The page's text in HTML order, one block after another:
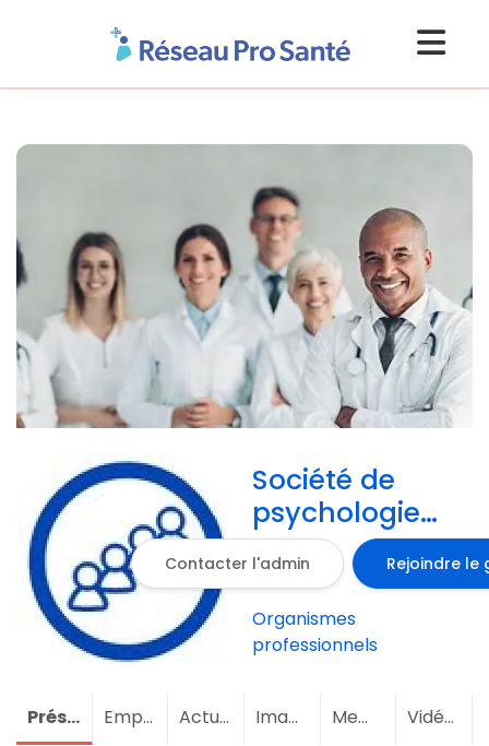
Société de
psychologie
médicale et
de psychiatrie
de liaison de
langue
Rhône
Contacter l'admin Rejoindre le
Organismes
professionnels
Présentation Emploi Actualités Images Membres (2)Vidéos